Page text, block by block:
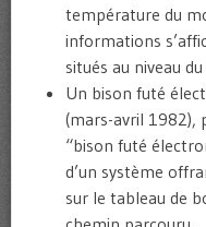
température du
informations
situés au niveau
Un bison futé
(mars-avril 1982),
“bison futé
d’un système
sur le tableau de